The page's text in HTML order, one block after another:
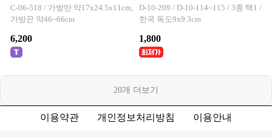
방 만들기 1개입
C-06-518 / 가방만 약17x24.5x11cm,
가방끈 약46~66cm
6,200
D-10-209 / D-10-114~115 / 3종 택1 /
한국 독도9x9.3cm
1,800
20개 더보기
이용약관 개인정보처리방침 이용안내